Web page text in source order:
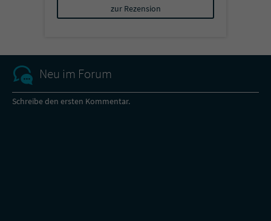
zur Rezension
Neu im Forum
Schreibe den ersten Kommentar.